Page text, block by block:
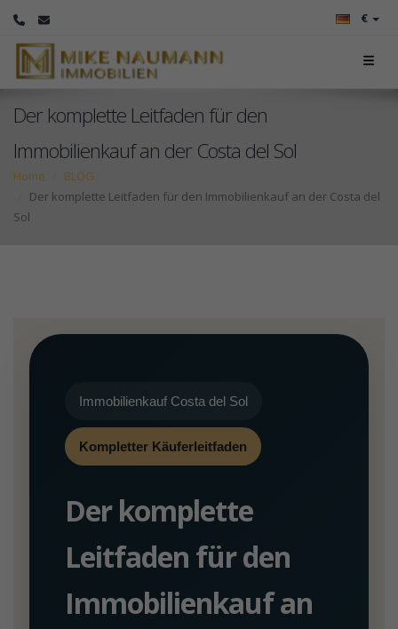
€
Der komplette Leitfaden für den
Immobilienkauf an der Costa del Sol
Home
BLOG
Der komplette Leitfaden für den Immobilienkauf an der Costa del
Sol
Immobilienkauf Costa del Sol
Kompletter Käuferleitfaden
Der komplette
Leitfaden für den
Immobilienkauf an